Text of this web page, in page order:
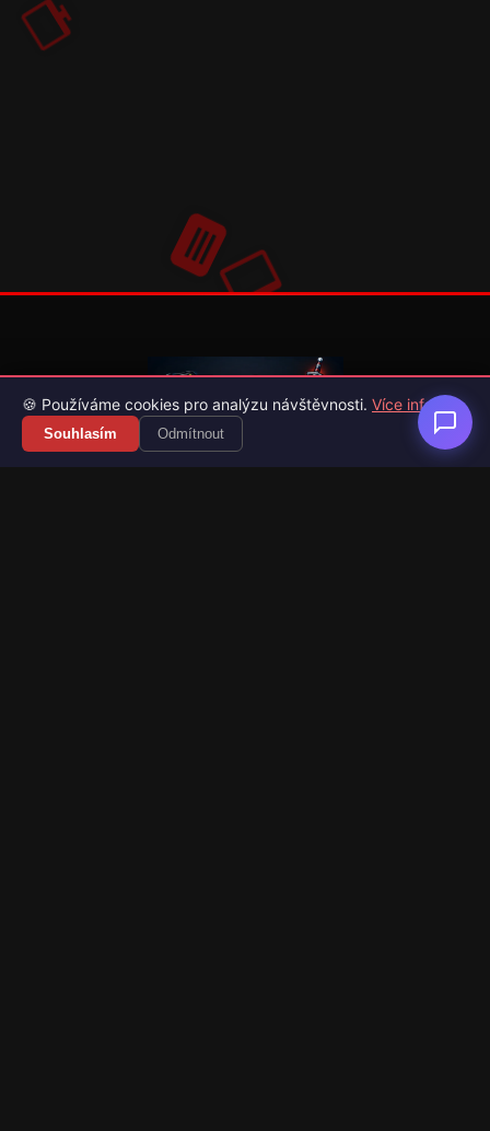
Váš průvodce světem videoher. Novinky, recenze a česko-
slovenské překlady her.
🍪 Používáme cookies pro analýzu návštěvnosti. Více info
Souhlasím Odmítnout